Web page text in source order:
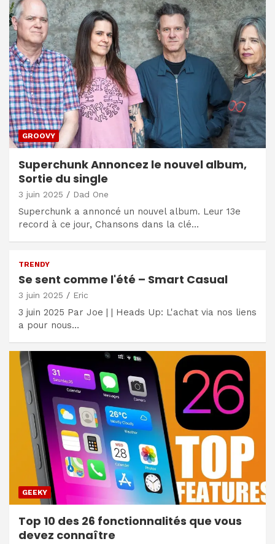
GROOVY
Superchunk Annoncez le nouvel album,
Sortie du single
3 juin 2025 Dad One
Superchunk a annoncé un nouvel album. Leur 13e
record à ce jour, Chansons dans la clé…
TRENDY
Se sent comme l'été – Smart Casual
3 juin 2025 Eric
3 juin 2025 Par Joe | | Heads Up: L'achat via nos liens
a pour nous…
GEEKY
Top 10 des 26 fonctionnalités que vous
devez connaître